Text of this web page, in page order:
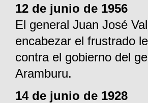
12 de junio de 1956
El general Juan José
encabezar el frustrado
contra el gobierno del
Aramburu.
14 de junio de 1928